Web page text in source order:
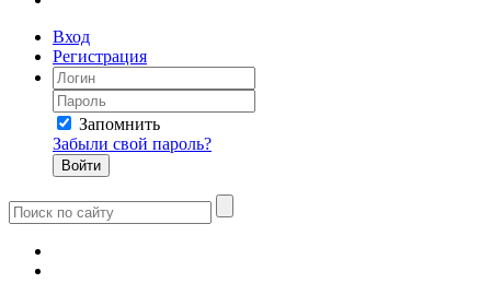
Вход
Регистрация
Запомнить
Забыли свой пароль?